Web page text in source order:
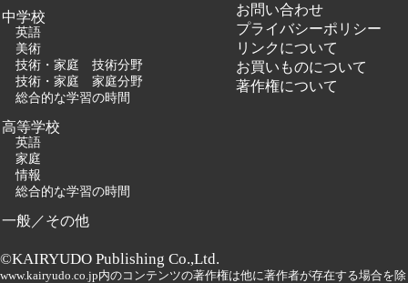
中学校
英語
美術
技術・家庭 技術分野
技術・家庭 家庭分野
総合的な学習の時間
高等学校
英語
家庭
情報
総合的な学習の時間
一般／その他
お問い合わせ
プライバシーポリシー
リンクについて
お買いものについて
著作権について
©KAIRYUDO Publishing Co.,Ltd.
www.kairyudo.co.jp内のコンテンツの著作権は他に著作者が存在する場合を